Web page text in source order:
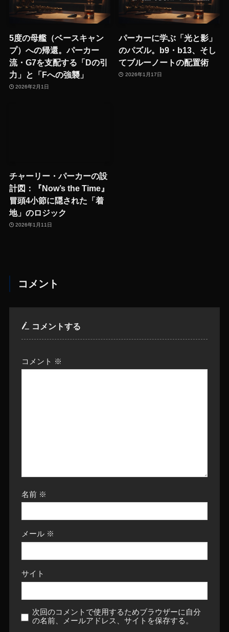
5度の母艦（ベースキャン
プ）への帰還。パーカー
流・G7を支配する「Dの引
力」と「Fへの強襲」
2026年2月1日
パーカーに学ぶ「光と影」
のパズル。b9・b13、そし
てブルーノートの配置術
2026年1月17日
チャーリー・パーカーの設
計図：『Now’s the Time』
冒頭4小節に隠された「着
地」のロジック
2026年1月11日
コメント
コメントする
コメント ※
名前 ※
メール ※
サイト
次回のコメントで使用するためブラウザーに自分
の名前、メールアドレス、サイトを保存する。